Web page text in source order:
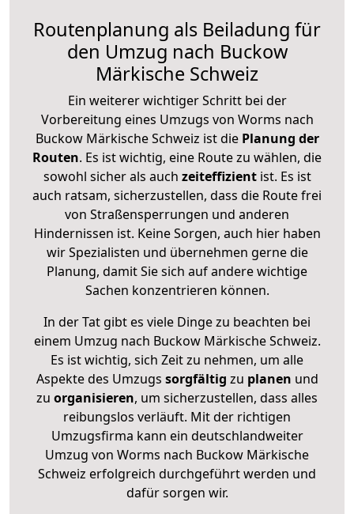
Routenplanung als Beiladung für
den Umzug nach Buckow
Märkische Schweiz
Ein weiterer wichtiger Schritt bei der
Vorbereitung eines Umzugs von Worms nach
Buckow Märkische Schweiz ist diePlanung der
Routen. Es ist wichtig, eine Route zu wählen, die
sowohl sicher als auch zeiteffizientist. Es ist
auch ratsam, sicherzustellen, dass die Route frei
von Straßensperrungen und anderen
Hindernissen ist. Keine Sorgen, auch hier haben
wir Spezialisten und übernehmen gerne die
Planung, damit Sie sich auf andere wichtige
Sachen konzentrieren können.
In der Tat gibt es viele Dinge zu beachten bei
einem Umzug nach Buckow Märkische Schweiz.
Es ist wichtig, sich Zeit zu nehmen, um alle
Aspekte des Umzugs sorgfältig zu planen und
zu organisieren, um sicherzustellen, dass alles
reibungslos verläuft. Mit der richtigen
Umzugsfirma kann ein deutschlandweiter
Umzug von Worms nach Buckow Märkische
Schweiz erfolgreich durchgeführt werden und
dafür sorgen wir.